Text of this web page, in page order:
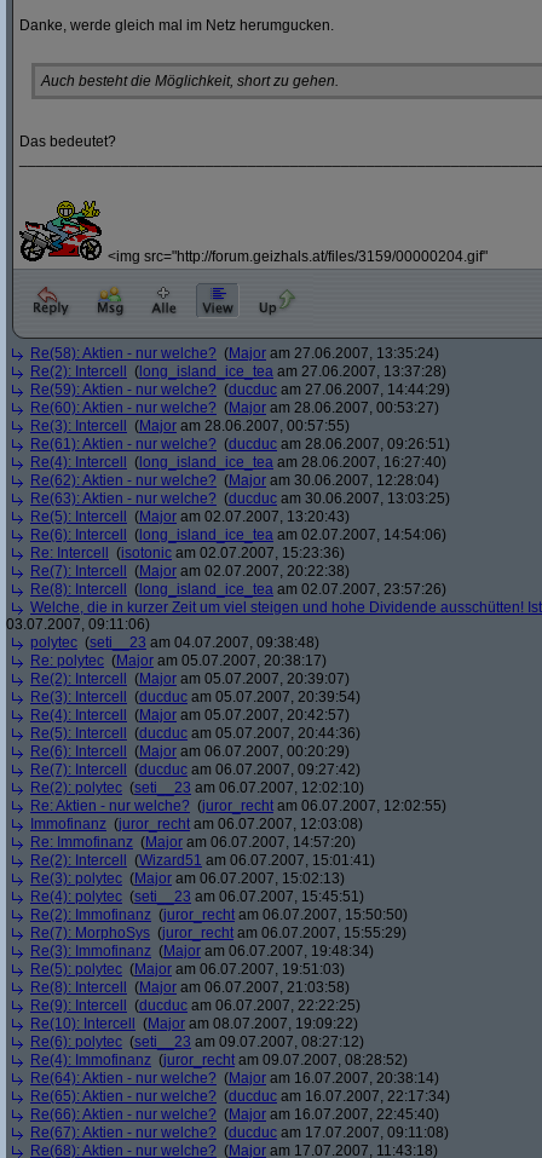
Danke, werde gleich mal im Netz herumgucken.
Auch besteht die Möglichkeit, short zu gehen.
Das bedeutet?
<img src="http://forum.geizhals.at/files/3159/00000204.gif"
Re(58): Aktien - nur welche? (Major am 27.06.2007, 13:35:24)
Re(2): Intercell
( long_island_ice_tea am 27.06.2007, 13:37:28)
Re(59): Aktien - nur welche? (ducduc am 27.06.2007, 14:44:29)
Re(60): Aktien - nur welche? (Major am 28.06.2007, 00:53:27)
Re(3): Intercell
(Major am 28.06.2007, 00:57:55)
Re(61): Aktien - nur welche? (ducduc am 28.06.2007, 09:26:51)
Re(4): Intercell
( long_island_ice_tea am 28.06.2007, 16:27:40)
Re(62): Aktien - nur welche? (Major am 30.06.2007, 12:28:04)
Re(63): Aktien - nur welche? (ducduc am 30.06.2007, 13:03:25)
Re(5): Intercell
(Major am 02.07.2007, 13:20:43)
Re(6): Intercell
( long_island_ice_tea am 02.07.2007, 14:54:06)
Re: Intercell
(isotonic am 02.07.2007, 15:23:36)
Re(7): Intercell
(Major am 02.07.2007, 20:22:38)
Re(8): Intercell
( long_island_ice_tea am 02.07.2007, 23:57:26)
Welche, die in kurzer Zeit um viel steigen und hohe Dividende ausschütten!
03.07.2007, 09:11:06)
polytec (seti__23 am 04.07.2007, 09:38:48)
Re: polytec (Major am 05.07.2007, 20:38:17)
Re(2): Intercell
(Major am 05.07.2007, 20:39:07)
Re(3): Intercell
(ducduc am 05.07.2007, 20:39:54)
Re(4): Intercell
(Major am 05.07.2007, 20:42:57)
Re(5): Intercell
(ducduc am 05.07.2007, 20:44:36)
Re(6): Intercell
(Major am 06.07.2007, 00:20:29)
Re(7): Intercell
(ducduc am 06.07.2007, 09:27:42)
Re(2): polytec (seti__23 am 06.07.2007, 12:02:10)
Re: Aktien - nur welche? (juror_recht am 06.07.2007, 12:02:55)
Immofinanz (juror_recht am 06.07.2007, 12:03:08)
Re: Immofinanz (Major am 06.07.2007, 14:57:20)
Re(2): Intercell
(Wizard51 am 06.07.2007, 15:01:41)
Re(3): polytec (Major am 06.07.2007, 15:02:13)
Re(4): polytec (seti__23 am 06.07.2007, 15:45:51)
Re(2): Immofinanz (juror_recht am 06.07.2007, 15:50:50)
Re(7): MorphoSys (juror_recht am 06.07.2007, 15:55:29)
Re(3): Immofinanz (Major am 06.07.2007, 19:48:34)
Re(5): polytec (Major am 06.07.2007, 19:51:03)
Re(8): Intercell
(Major am 06.07.2007, 21:03:58)
Re(9): Intercell
(ducduc am 06.07.2007, 22:22:25)
Re(10): Intercell
(Major am 08.07.2007, 19:09:22)
Re(6): polytec (seti__23 am 09.07.2007, 08:27:12)
Re(4): Immofinanz (juror_recht am 09.07.2007, 08:28:52)
Re(64): Aktien - nur welche? (Major am 16.07.2007, 20:38:14)
Re(65): Aktien - nur welche? (ducduc am 16.07.2007, 22:17:34)
Re(66): Aktien - nur welche? (Major am 16.07.2007, 22:45:40)
Re(67): Aktien - nur welche? (ducduc am 17.07.2007, 09:11:08)
Re(68): Aktien - nur welche? (Major am 17.07.2007, 11:43:18)